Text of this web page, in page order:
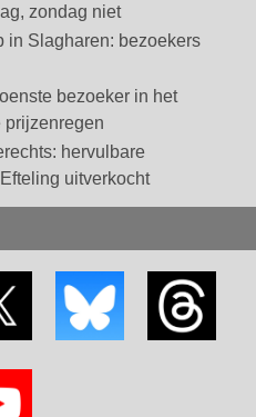
zondag niet
in Slagharen: bezoekers
bezoeker in het
prijzenregen
hervulbare
uitverkocht